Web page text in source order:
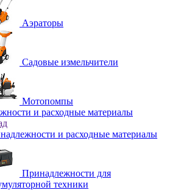
Аэраторы
Садовые измельчители
Мотопомпы
и расходные материалы
и расходные материалы
Принадлежности для
техники